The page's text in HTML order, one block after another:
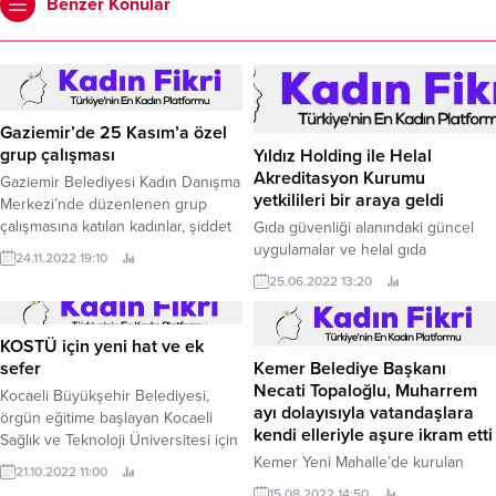
Benzer Konular
Gaziemir’de 25 Kasım’a özel
grup çalışması
Gaziemir Belediyesi Kadın Danışma
Merkezi’nde düzenlenen grup
çalışmasına katılan kadınlar, şiddet
ve hakları konusunda paylaşım
yaptıktan sonra olumsuz
terapisinden uyarlanan tekniklerle
olumlu duygularını güçlendirdi.
24.11.2022 19:10
Yıldız Holding ile Helal
Akreditasyon Kurumu
yetkilileri bir araya geldi
Gıda güvenliği alanındaki güncel
uygulamalar ve helal gıda
standartları konusunda gündemde
olan düzenlemelerle ilgili olarak
Yıldız Holding ve Helal
Akreditasyon Kurumu yetkilileri bir
araya geldikleri toplantıda karşılıklı
görüş alışverişinde bulundu.
25.06.2022 13:20
KOSTÜ için yeni hat ve ek
sefer
Kocaeli Büyükşehir Belediyesi,
örgün eğitime başlayan Kocaeli
Sağlık ve Teknoloji Üniversitesi için
ek seferler düzenleme kararı aldı
Ekim ayı itibariye örgün eğitime
21.10.2022 11:00
Kemer Belediye Başkanı
Necati Topaloğlu, Muharrem
ayı dolayısıyla vatandaşlara
kendi elleriyle aşure ikram etti
Kemer Yeni Mahalle’de kurulan
Antalya Büyükşehir Belediyesi’ne